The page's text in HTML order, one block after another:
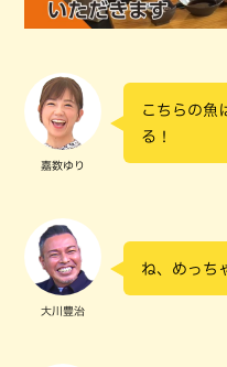
嘉数ゆり
こちらの魚
る！
大川豊治
ね、めっち